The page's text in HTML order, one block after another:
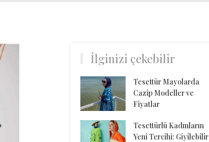
İlginizi çekebilir
Tesettür Mayolarda
Cazip Modeller ve
Fiyatlar
Tesettürlü Kadınların
Yeni Tercihi: Giyilebilir